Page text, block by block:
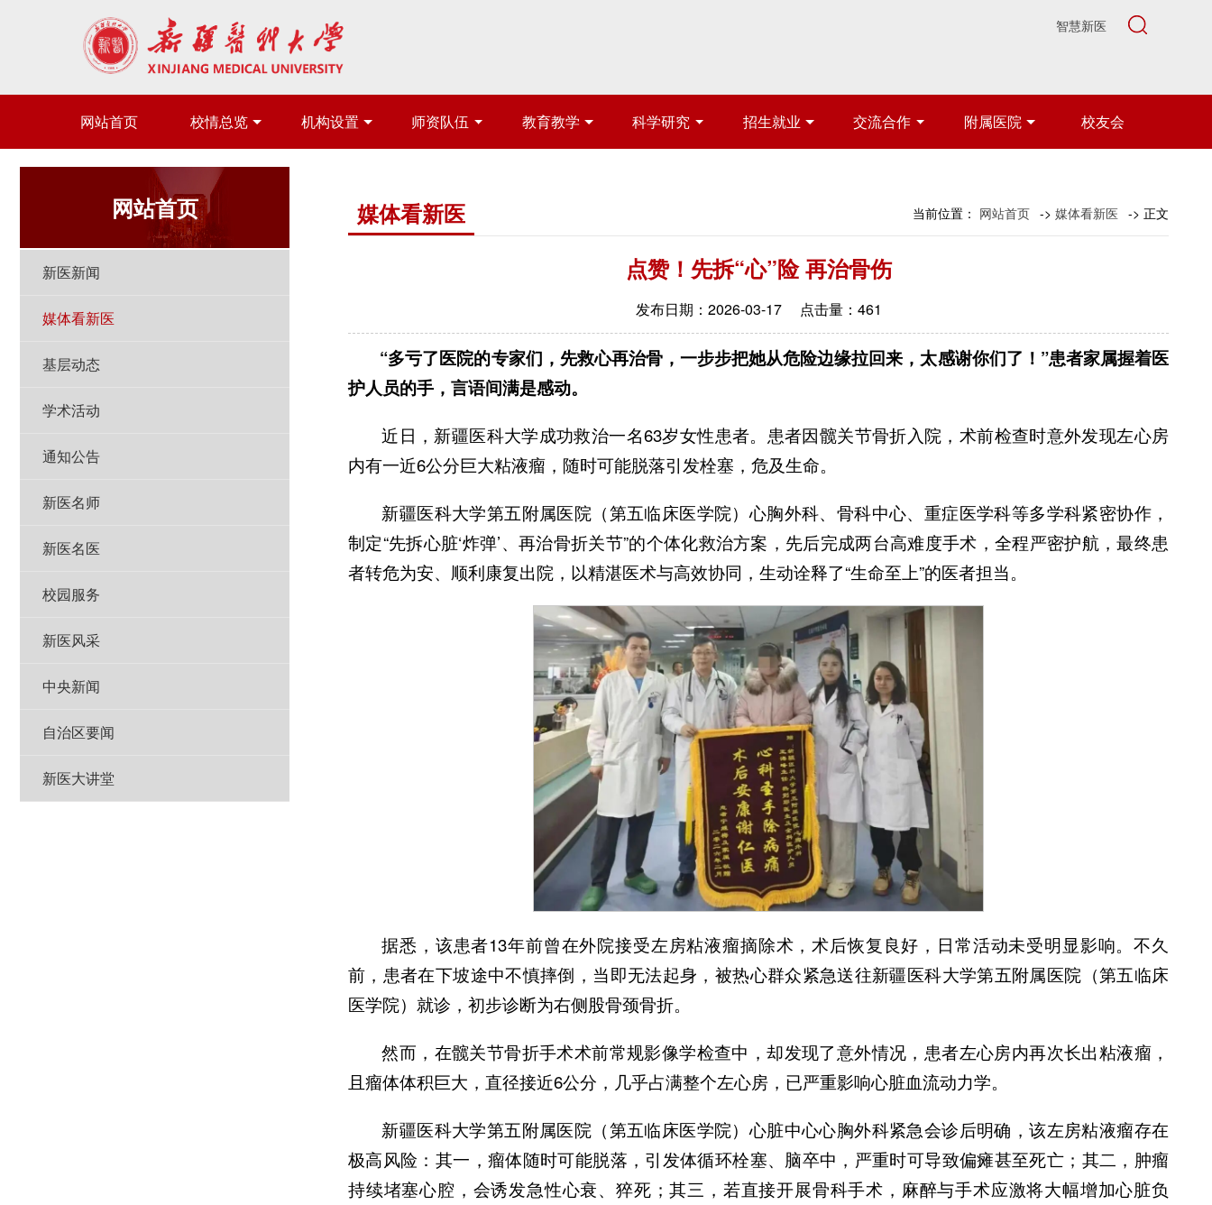
智慧新医
网站首页 校情总览 机构设置 师资队伍 教育教学 科学研究 招生就业 交流合作 附属医院 校友会
网站首页
新医新闻
媒体看新医
基层动态
学术活动
通知公告
新医名师
新医名医
校园服务
新医风采
中央新闻
自治区要闻
新医大讲堂
媒体看新医 当前位置： 网站首页 -> 媒体看新医 -> 正文
点赞！先拆“心”险 再治骨伤
发布日期：2026-03-17 点击量： 461
“多亏了医院的专家们，先救心再治骨，一步步把她从危险边缘拉回来，太感谢你们了！”患者家属握着医
护人员的手，言语间满是感动。
近日，新疆医科大学成功救治一名63岁女性患者。患者因髋关节骨折入院，术前检查时意外发现左心房
内有一近6公分巨大粘液瘤，随时可能脱落引发栓塞，危及生命。
新疆医科大学第五附属医院（第五临床医学院）心胸外科、骨科中心、重症医学科等多学科紧密协作，
制定“先拆心脏‘炸弹’、再治骨折关节”的个体化救治方案，先后完成两台高难度手术，全程严密护航，最终患
者转危为安、顺利康复出院，以精湛医术与高效协同，生动诠释了“生命至上”的医者担当。
据悉，该患者13年前曾在外院接受左房粘液瘤摘除术，术后恢复良好，日常活动未受明显影响。不久
前，患者在下坡途中不慎摔倒，当即无法起身，被热心群众紧急送往新疆医科大学第五附属医院（第五临床
医学院）就诊，初步诊断为右侧股骨颈骨折。
然而，在髋关节骨折手术术前常规影像学检查中，却发现了意外情况，患者左心房内再次长出粘液瘤，
且瘤体体积巨大，直径接近6公分，几乎占满整个左心房，已严重影响心脏血流动力学。
新疆医科大学第五附属医院（第五临床医学院）心脏中心心胸外科紧急会诊后明确，该左房粘液瘤存在
极高风险：其一，瘤体随时可能脱落，引发体循环栓塞、脑卒中，严重时可导致偏瘫甚至死亡；其二，肿瘤
持续堵塞心腔，会诱发急性心衰、猝死；其三，若直接开展骨科手术，麻醉与手术应激将大幅增加心脏负